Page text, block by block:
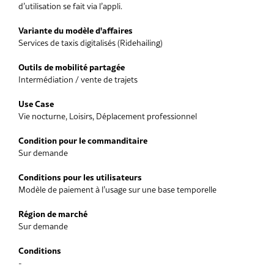
d’utilisation se fait via l’appli.
Variante du modèle d'affaires
Services de taxis digitalisés (Ridehailing)
Outils de mobilité partagée
Intermédiation / vente de trajets
Use Case
Vie nocturne, Loisirs, Déplacement professionnel
Condition pour le commanditaire
Sur demande
Conditions pour les utilisateurs
Modèle de paiement à l’usage sur une base temporelle
Région de marché
Sur demande
Conditions
-